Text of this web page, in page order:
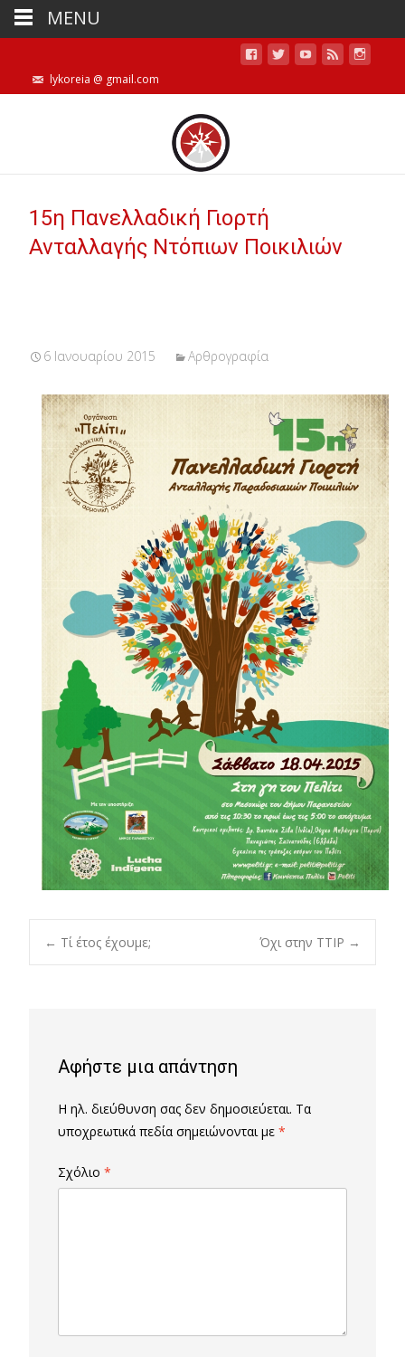
lykoreia @ gmail.com
15η Πανελλαδική Γιορτή
Ανταλλαγής Ντόπιων Ποικιλιών
6 Ιανουαρίου 2015 Αρθρογραφία
Post
← Τί έτος έχουμε; Όχι στην TTIP →
Αφήστε μια απάντηση
Η ηλ. διεύθυνση σας δεν δημοσιεύεται. Τα
υποχρεωτικά πεδία σημειώνονται με *
Σχόλιο *
MENU